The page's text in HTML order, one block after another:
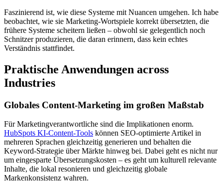
Faszinierend ist, wie diese Systeme mit Nuancen umgehen. Ich habe
beobachtet, wie sie Marketing-Wortspiele korrekt übersetzten, die
frühere Systeme scheitern ließen – obwohl sie gelegentlich noch
Schnitzer produzieren, die daran erinnern, dass kein echtes
Verständnis stattfindet.
Praktische Anwendungen across
Industries
Globales Content-Marketing im großen Maßstab
Für Marketingverantwortliche sind die Implikationen enorm.
HubSpots KI-Content-Tools können SEO-optimierte Artikel in
mehreren Sprachen gleichzeitig generieren und behalten die
Keyword-Strategie über Märkte hinweg bei. Dabei geht es nicht nur
um eingesparte Übersetzungskosten – es geht um kulturell relevante
Inhalte, die lokal resonieren und gleichzeitig globale
Markenkonsistenz wahren.